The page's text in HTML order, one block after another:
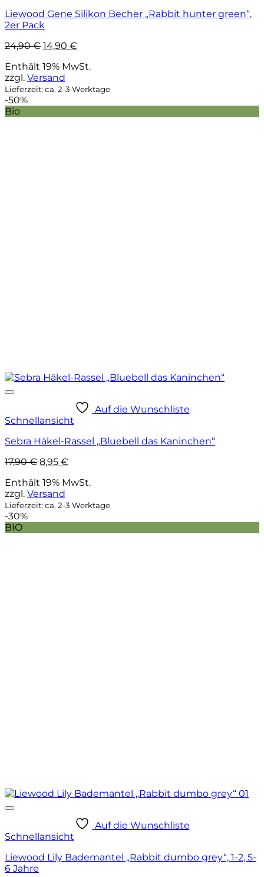
Liewood Gene Silikon Becher „Rabbit hunter green“,
2er Pack
24,90€ Ursprünglicher
war:
24,90 €
14,90 €
ist:
Enthält 19% MwSt.
zzgl. Versand
Lieferzeit: ca. 2-3 Werktage
-50%
Bio
Auf die Wunschliste
Schnellansicht
Sebra Häkel-Rassel „Bluebell das Kaninchen“
17,90€ Ursprünglicher
war:
17,90 €
8,95 €
ist:
Enthält 19% MwSt.
zzgl. Versand
Lieferzeit: ca. 2-3 Werktage
-30%
BIO
Auf die Wunschliste
Schnellansicht
Liewood Lily Bademantel „Rabbit dumbo grey“, 1-2, 5-
6 Jahre